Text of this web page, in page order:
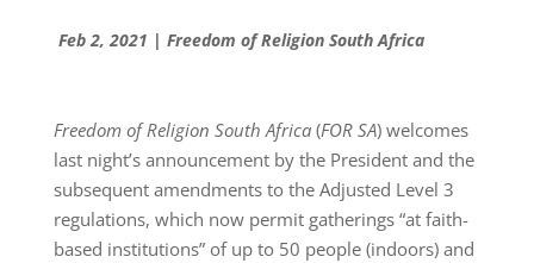
Feb 2, 2021 | Freedom of Religion South Africa
Freedom of Religion South Africa(FOR SA) welcomes
last night’s announcement by the President and the
subsequent amendments to the Adjusted Level 3
regulations, which now permit gatherings “at faith-
based institutions” of up to 50 people (indoors) and